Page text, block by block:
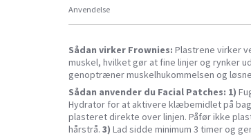
Anvendelse
Sådan virker Frownies: Plastrene virker
muskel, hvilket gør at fine linjer og rynker
genoptræner muskelhukommelsen og
Sådan anvender du Facial Patches: 1)
Hydrator for at aktivere klæbemidlet på
plasteret direkte over linjen. Påfør ikke
hårstrå. 3) Lad sidde minimum 3 timer og